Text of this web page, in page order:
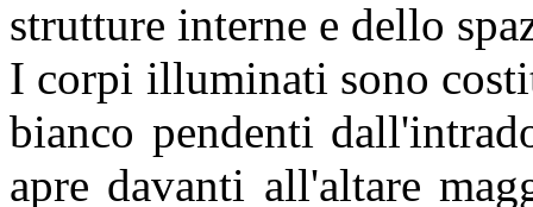
strutture interne e dello
I corpi illuminati sono
bianco pendenti
apre davanti all'altare